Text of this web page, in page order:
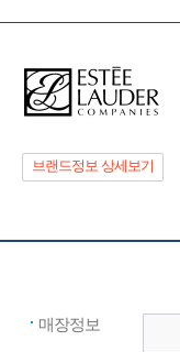
브랜드정보 상세보기
매장정보